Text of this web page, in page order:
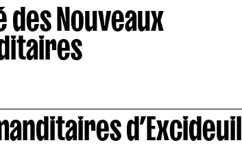
des Nouveaux
d’Excideuil